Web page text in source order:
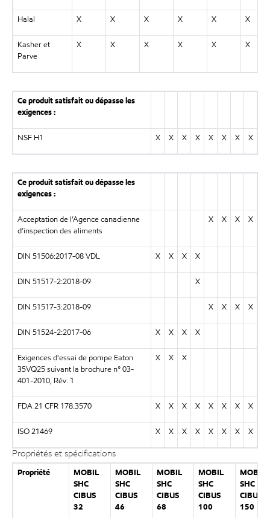
Halal X X X X X X
Kasher et
Parve
X X X X X X
Ce produit satisfait ou dépasse les
exigences :
NSF H1 X X X X X X X X
Ce produit satisfait ou dépasse les
exigences :
Acceptation de l’Agence canadienne
d’inspection des aliments
X X X X
DIN 51506:2017-08 VDL X X X X
DIN 51517-2:2018-09 X
DIN 51517-3:2018-09 X X X X
DIN 51524-2:2017-06 X X X X
Exigences d'essai de pompe Eaton
35VQ25 suivant la brochure n° 03-
401-2010, Rév. 1
X X X
FDA 21 CFR 178.3570 X X X X X X X X
ISO 21469 X X X X X X X X
Propriétés et spécifications
Propriété
MOBIL
SHC
CIBUS
32
MOBIL
SHC
CIBUS
46
MOBIL
SHC
CIBUS
68
MOBIL
SHC
CIBUS
100
MOBIL
SHC
CIBUS
150